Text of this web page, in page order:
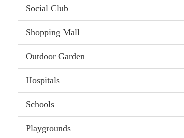
Social Club
Shopping Mall
Outdoor Garden
Hospitals
Schools
Playgrounds